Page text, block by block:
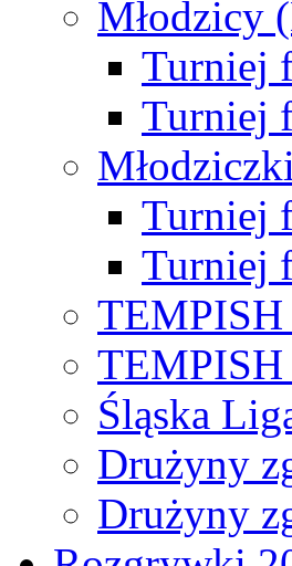
Młodzicy
Turniej
Turniej
Turniej
Turniej
TEMPISH
TEMPISH
Śląska
Drużyny
Drużyny